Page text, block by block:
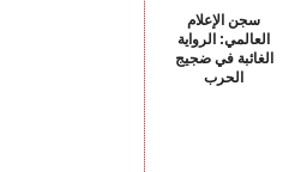
سجن الإعلام
العالمي: الرواية
الغائبة في ضجيج
الحرب